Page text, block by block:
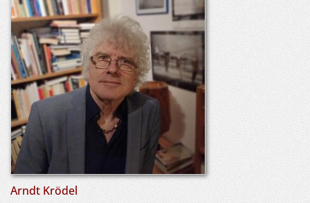
Arndt Krödel